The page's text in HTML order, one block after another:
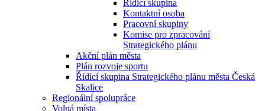
Řídicí skupina
Kontaktní osoba
Pracovní skupiny
Komise pro zpracování
Strategického plánu
Akční plán města
Plán rozvoje sportu
Řídící skupina Strategického plánu města Česká
Skalice
Regionální spolupráce
Volná místa